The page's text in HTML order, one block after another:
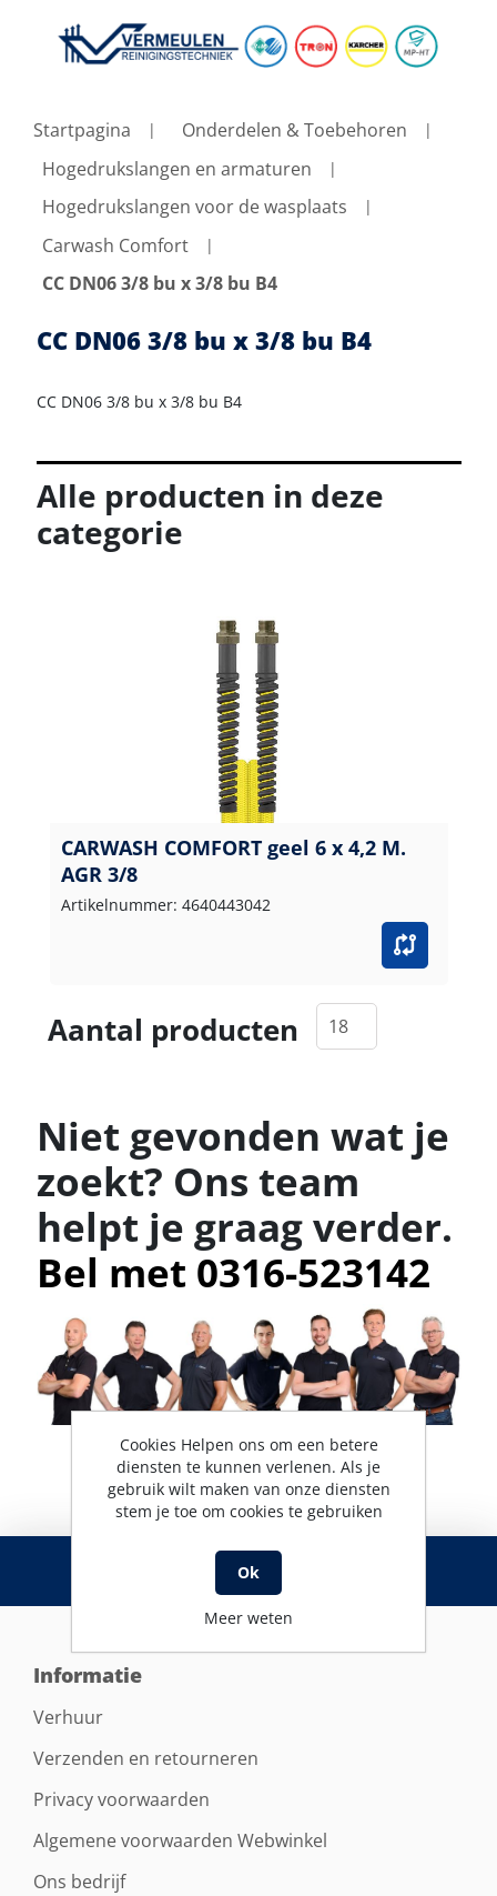
Startpagina
Onderdelen & Toebehoren
Hogedrukslangen en armaturen
Hogedrukslangen voor de wasplaats
Carwash Comfort
CC DN06 3/8 bu x 3/8 bu B4
CC DN06 3/8 bu x 3/8 bu B4
CC DN06 3/8 bu x 3/8 bu B4
Alle producten in deze
categorie
CARWASH COMFORT geel 6 x 4,2 M.
AGR 3/8
Artikelnummer: 4640443042
Aantal producten
Niet gevonden wat je
zoekt? Ons team
helpt je graag verder.
Bel met 0316-523142
RSS
Informatie
Verhuur
Verzenden en retourneren
Privacy voorwaarden
Algemene voorwaarden Webwinkel
Ons bedrijf
Cookies Helpen ons om een betere
diensten te kunnen verlenen. Als je
gebruik wilt maken van onze diensten
stem je toe om cookies te gebruiken
Ok
Meer weten